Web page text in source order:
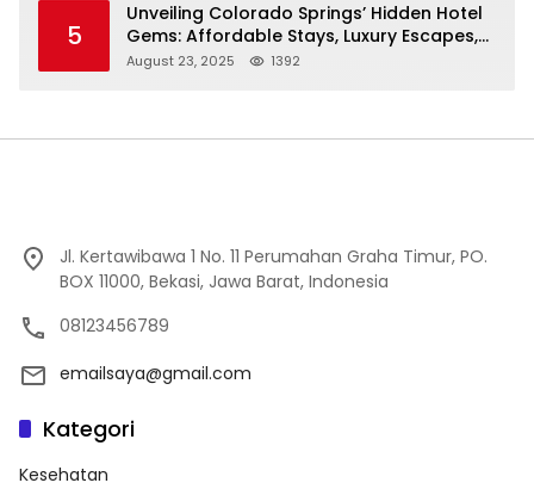
5
Unveiling Colorado Springs’ Hidden Hotel
Gems: Affordable Stays, Luxury Escapes,
and Everything In Between!
August 23, 2025 1392
Jl. Kertawibawa 1 No. 11 Perumahan Graha Timur, PO.
BOX 11000, Bekasi, Jawa Barat, Indonesia
08123456789
emailsaya@gmail.com
Kategori
Kesehatan